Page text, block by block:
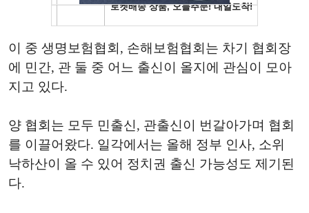
이 중 생명보험협회, 손해보험협회는 차기 협회장
에 민간, 관 둘 중 어느 출신이 올지에 관심이 모아
지고 있다.
양 협회는 모두 민출신, 관출신이 번갈아가며 협회
를 이끌어왔다. 일각에서는 올해 정부 인사, 소위
낙하산이 올 수 있어 정치권 출신 가능성도 제기된
다.